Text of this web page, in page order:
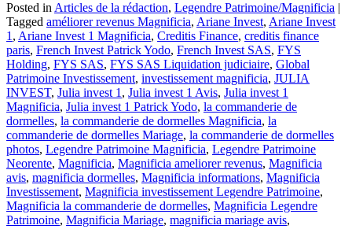
Posted in Articles de la rédaction, Legendre Patrimoine/Magnificia |
Tagged améliorer revenus Magnificia, Ariane Invest, Ariane Invest
1 , Ariane Invest 1 Magnificia, Creditis Finance, creditis finance
paris, French Invest Patrick Yodo, French Invest SAS, FYS
Holding, FYS SAS, FYS SAS Liquidation judiciaire, Global
Patrimoine Investissement, investissement magnificia, JULIA
INVEST, Julia invest 1 , Julia invest 1 Avis, Julia invest 1
Magnificia, Julia invest 1 Patrick Yodo, la commanderie de
dormelles, la commanderie de dormelles Magnificia, la
commanderie de dormelles Mariage, la commanderie de dormelles
photos, Legendre Patrimoine Magnificia, Legendre Patrimoine
Neorente, Magnificia, Magnificia ameliorer revenus, Magnificia
avis, magnificia dormelles, Magnificia informations, Magnificia
Investissement, Magnificia investissement Legendre Patrimoine,
Magnificia la commanderie de dormelles, Magnificia Legendre
Patrimoine, Magnificia Mariage, magnificia mariage avis,